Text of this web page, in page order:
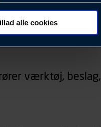
IP-adresse,
foretrukne sprog, og den
og apps med
der
alle cookies
værktøj, beslag,